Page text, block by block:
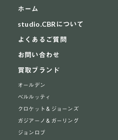
ホーム
studio.CBRについて
よくあるご質問
お問い合わせ
買取ブランド
オールデン
ベルルッティ
クロケット＆ジョーンズ
ガジアーノ＆ガーリング
ジョンロブ